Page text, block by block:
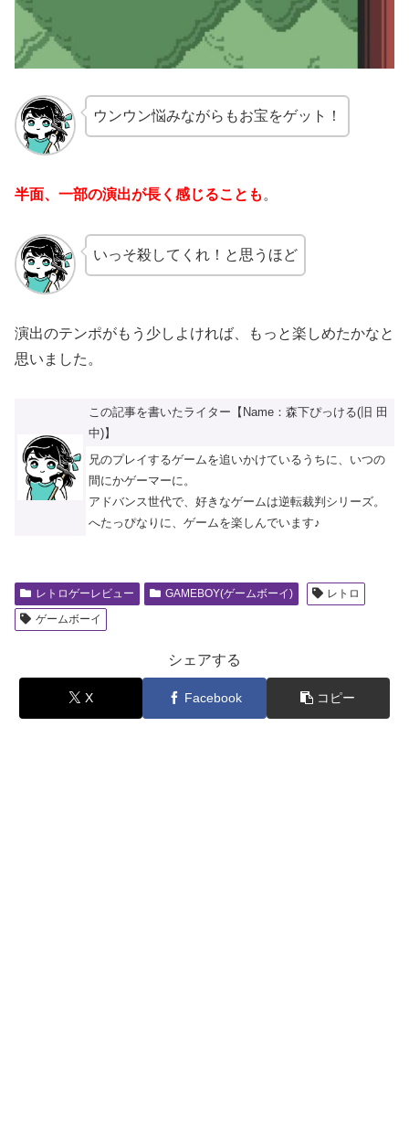
ウンウン悩みながらもお宝をゲット！
半面、一部の演出が長く感じることも 。
いっそ殺してくれ！と思うほど
演出のテンポがもう少しよければ、もっと楽しめたかなと
思いました。
この記事を書いたライター【Name：森下ぴっける(旧 田
中)】
兄のプレイするゲームを追いかけているうちに、いつの
間にかゲーマーに。
アドバンス世代で、好きなゲームは逆転裁判シリーズ。
へたっぴなりに、ゲームを楽しんでいます♪
レトロゲーレビュー GAMEBOY(ゲームボーイ)
レトロ
ゲームボーイ
シェアする
X Facebook コピー